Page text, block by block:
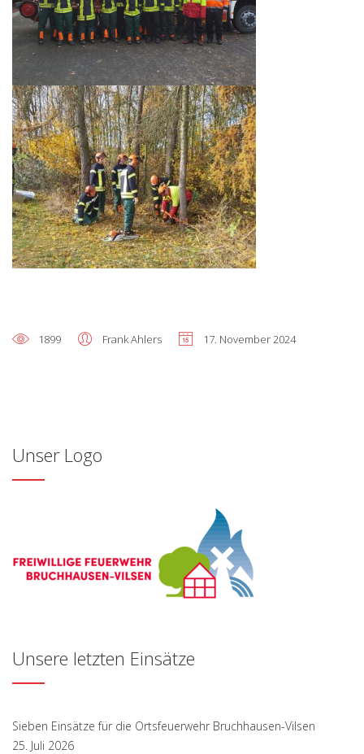
1899 Frank Ahlers 17. November 2024
Unser Logo
Unsere letzten Einsätze
Sieben Einsätze für die Ortsfeuerwehr Bruchhausen-Vilsen
25. Juli 2026